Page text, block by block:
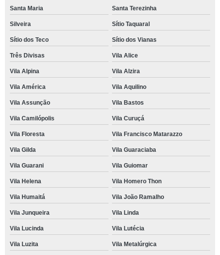
Santa Maria Santa Terezinha
Silveira Sítio Taquaral
Sítio dos Teco Sítio dos Vianas
Três Divisas Vila Alice
Vila Alpina Vila Alzira
Vila América Vila Aquilino
Vila Assunção Vila Bastos
Vila Camilópolis Vila Curuçá
Vila Floresta Vila Francisco Matarazzo
Vila Gilda Vila Guaraciaba
Vila Guarani Vila Guiomar
Vila Helena Vila Homero Thon
Vila Humaitá Vila João Ramalho
Vila Junqueira Vila Linda
Vila Lucinda Vila Lutécia
Vila Luzita Vila Metalúrgica